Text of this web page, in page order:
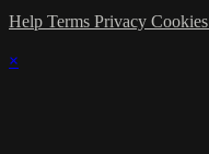
Help Terms Privacy Cookies
×